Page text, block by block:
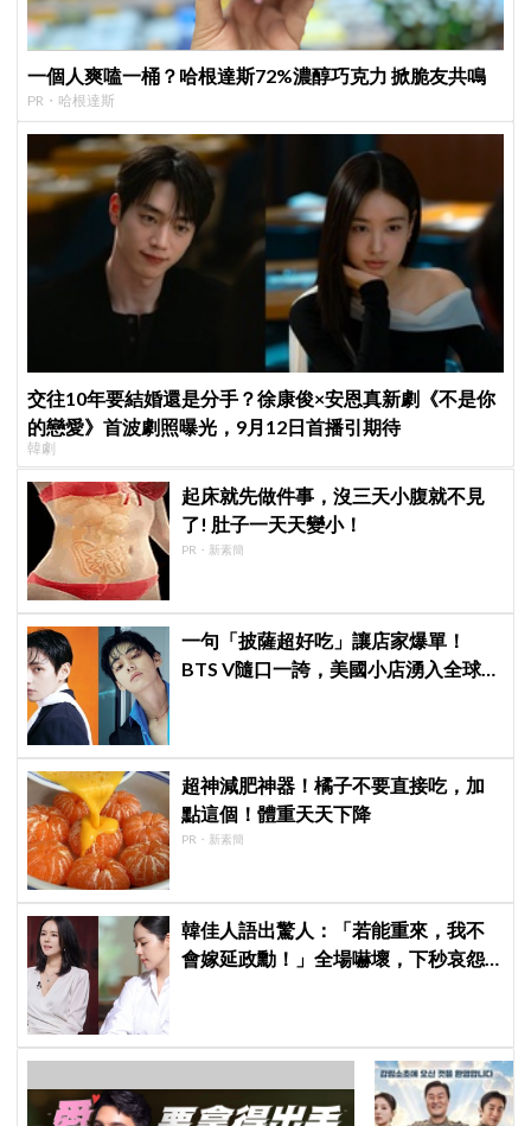
一個人爽嗑一桶？哈根達斯72%濃醇巧克力 掀脆友共鳴
PR・哈根達斯
交往10年要結婚還是分手？徐康俊×安恩真新劇《不是你
的戀愛》首波劇照曝光，9月12日首播引期待
韓劇
起床就先做件事，沒三天小腹就不見
了! 肚子一天天變小！
PR・新素簡
一句「披薩超好吃」讓店家爆單！
BTS V隨口一誇，美國小店湧入全球
超神減肥神器！橘子不要直接吃，加
點這個！體重天天下降
PR・新素簡
韓佳人語出驚人：「若能重來，我不
會嫁延政勳！」全場嚇壞，下秒哀怨